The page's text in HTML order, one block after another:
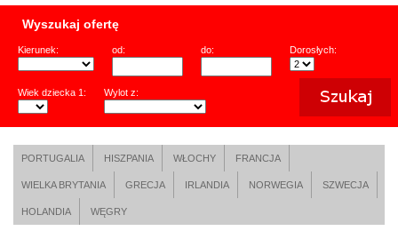
Wyszukaj ofertę
Kierunek: od: do: Dorosłych:
Wiek dziecka 1: Wylot z:
PORTUGALIA HISZPANIA WŁOCHY FRANCJA
WIELKA BRYTANIA GRECJA IRLANDIA NORWEGIA SZWECJA
HOLANDIA WĘGRY